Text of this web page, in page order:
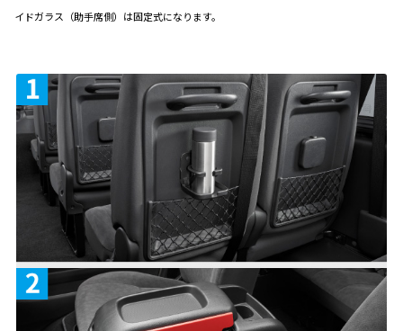
イドガラス（助手席側）は固定式になります。